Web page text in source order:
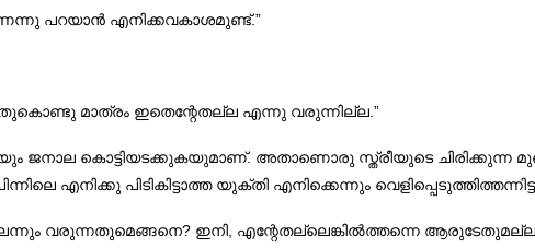
പറയാൻ എനിക്കവകാശമുണ്ട്.”
മാത്രം ഇതെന്റേതല്ല എന്നു വരുന്നില്ല.”
ജനാല കൊട്ടിയടക്കുകയുമാണ്‌. അതാണൊരു സ്ത്രീയുടെ ചിരിക്കുന്ന
എനിക്കു പിടികിട്ടാത്ത യുക്തി എനിക്കെന്നും
വരുന്നതുമെങ്ങനെ? ഇനി, എന്റേതല്ലെങ്കിൽത്തന്നെ